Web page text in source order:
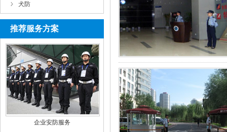
犬防
推荐服务方案
企业安防服务